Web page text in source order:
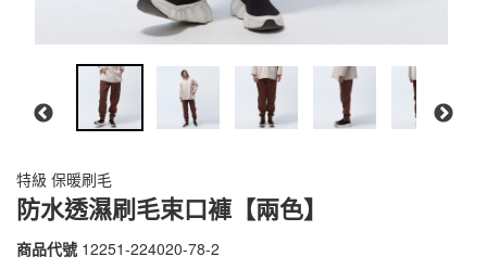
特級 保暖刷毛
防水透濕刷毛束口褲【兩色】
商品代號 12251-224020-78-2
12251-